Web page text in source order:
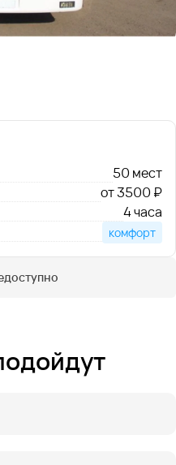
50 мест
от 3500 ₽
4 часа
комфорт